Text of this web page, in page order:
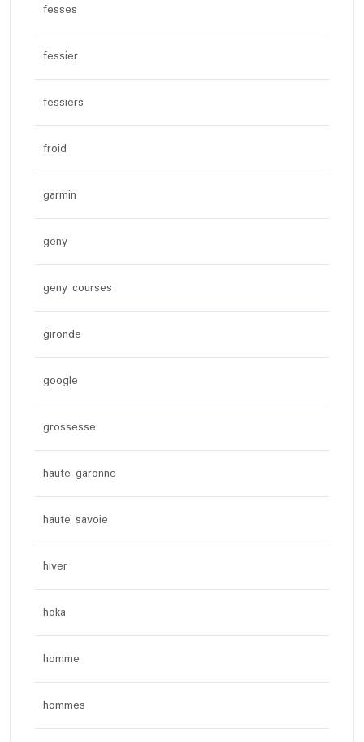
fesses
fessier
fessiers
froid
garmin
geny
geny courses
gironde
google
grossesse
haute garonne
haute savoie
hiver
hoka
homme
hommes